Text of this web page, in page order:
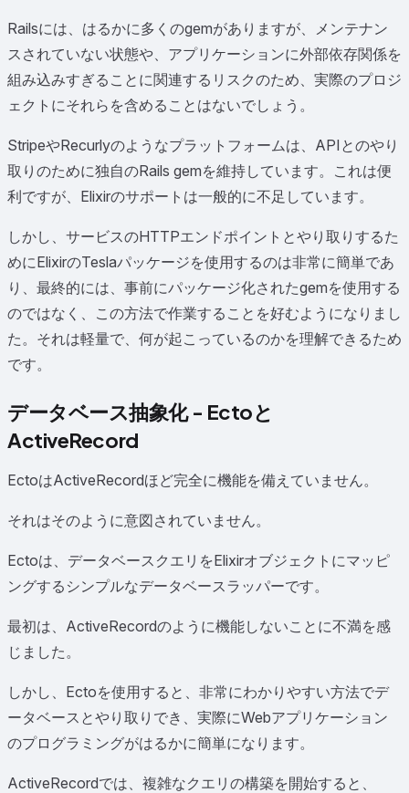
Railsには、はるかに多くのgemがありますが、メンテナン
スされていない状態や、アプリケーションに外部依存関係を
組み込みすぎることに関連するリスクのため、実際のプロジ
ェクトにそれらを含めることはないでしょう。
StripeやRecurlyのようなプラットフォームは、APIとのやり
取りのために独自のRails gemを維持しています。これは便
利ですが、Elixirのサポートは一般的に不足しています。
しかし、サービスのHTTPエンドポイントとやり取りするた
めにElixirのTeslaパッケージを使用するのは非常に簡単であ
り、最終的には、事前にパッケージ化されたgemを使用する
のではなく、この方法で作業することを好むようになりまし
た。それは軽量で、何が起こっているのかを理解できるため
です。
データベース抽象化 - Ectoと
ActiveRecord
EctoはActiveRecordほど完全に機能を備えていません。
それはそのように意図されていません。
Ectoは、データベースクエリをElixirオブジェクトにマッピ
ングするシンプルなデータベースラッパーです。
最初は、ActiveRecordのように機能しないことに不満を感
じました。
しかし、Ectoを使用すると、非常にわかりやすい方法でデ
ータベースとやり取りでき、実際にWebアプリケーション
のプログラミングがはるかに簡単になります。
ActiveRecordでは、複雑なクエリの構築を開始すると、